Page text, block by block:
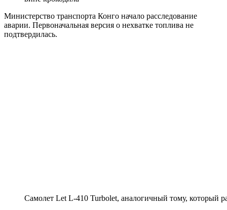
Министерство транспорта Конго начало расследование
аварии. Первоначальная версия о нехватке топлива не
подтвердилась.
Самолет Let L-410 Turbolet, аналогичный тому, который